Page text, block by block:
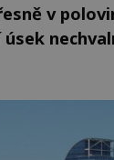
v